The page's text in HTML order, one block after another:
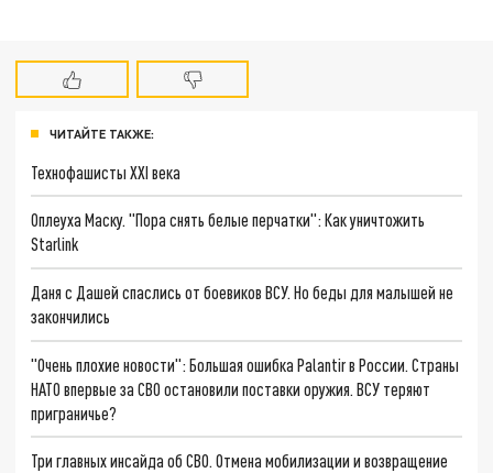
ЧИТАЙТЕ ТАКЖЕ:
Технофашисты XXI века
Оплеуха Маску. "Пора снять белые перчатки": Как уничтожить
Starlink
Даня с Дашей спаслись от боевиков ВСУ. Но беды для малышей не
закончились
"Очень плохие новости": Большая ошибка Palantir в России. Страны
НАТО впервые за СВО остановили поставки оружия. ВСУ теряют
приграничье?
Три главных инсайда об СВО. Отмена мобилизации и возвращение